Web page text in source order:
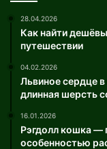
28.04.2026
Как найти
путешествии
04.02.2026
Львиное сердце
длинная шерсть
16.01.2026
Рэгдолл кошка —
особенностью